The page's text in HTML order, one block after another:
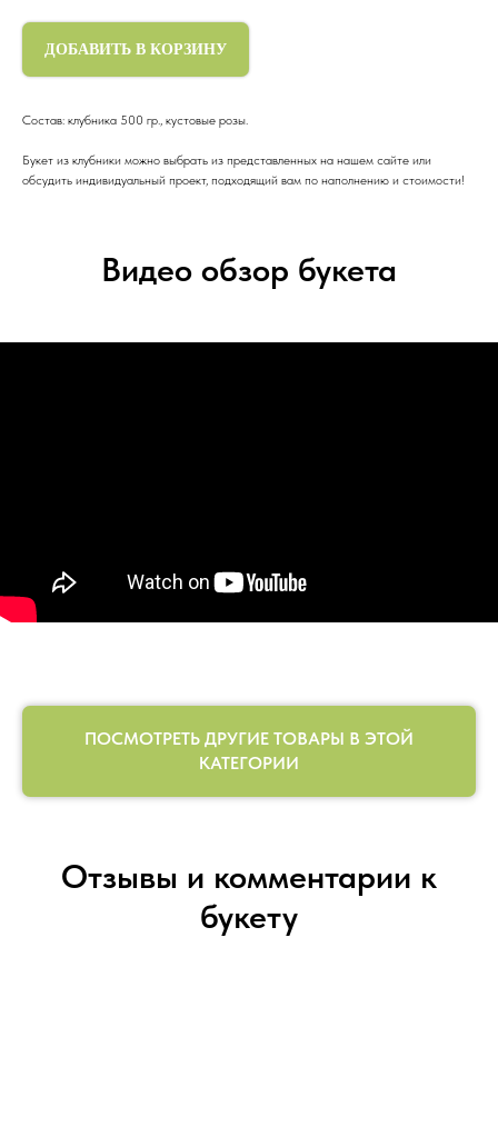
ДОБАВИТЬ В КОРЗИНУ
Состав: клубника 500 гр., кустовые розы.
Букет из клубники можно выбрать из представленных на нашем сайте или
обсудить индивидуальный проект, подходящий вам по наполнению и стоимости!
Видео обзор букета
ПОСМОТРЕТЬ ДРУГИЕ ТОВАРЫ В ЭТОЙ
КАТЕГОРИИ
Отзывы и комментарии к
букету